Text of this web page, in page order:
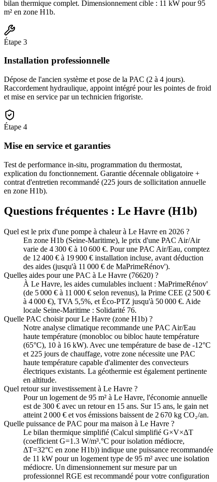
bilan thermique complet. Dimensionnement cible : 11 kW pour 95
m² en zone H1b.
Étape 3
Installation professionnelle
Dépose de l'ancien système et pose de la PAC (2 à 4 jours).
Raccordement hydraulique, appoint intégré pour les pointes de froid
et mise en service par un technicien frigoriste.
Étape 4
Mise en service et garanties
Test de performance in-situ, programmation du thermostat,
explication du fonctionnement. Garantie décennale obligatoire +
contrat d'entretien recommandé (225 jours de sollicitation annuelle
en zone H1b).
Questions fréquentes : Le Havre (H1b)
Quel est le prix d'une pompe à chaleur à Le Havre en 2026 ?
En zone H1b (Seine-Maritime), le prix d'une PAC Air/Air
varie de 4 300 € à 10 600 €. Pour une PAC Air/Eau, comptez
de 12 400 € à 19 900 € installation incluse, avant déduction
des aides (jusqu'à 11 000 € de MaPrimeRénov').
Quelles aides pour une PAC à Le Havre (76620) ?
À Le Havre, les aides cumulables incluent : MaPrimeRénov'
(de 5 000 € à 11 000 € selon revenus), la Prime CEE (2 500 €
à 4 000 €), TVA 5,5%, et Éco-PTZ jusqu'à 50 000 €. Aide
locale Seine-Maritime : Solidarité 76.
Quelle PAC choisir pour Le Havre (zone H1b) ?
Notre analyse climatique recommande une PAC Air/Eau
haute température (monobloc ou bibloc haute température
(65°C), 10 à 16 kW). Avec une température de base de -12°C
et 225 jours de chauffage, votre zone nécessite une PAC
haute température capable d'alimenter des convecteurs
électriques existants. La géothermie est également pertinente
en altitude.
Quel retour sur investissement à Le Havre ?
Pour un logement de 95 m² à Le Havre, l'économie annuelle
est de 300 € avec un retour en 15 ans. Sur 15 ans, le gain net
atteint 2 000 € et vos émissions baissent de 2 670 kg CO₂/an.
Quelle puissance de PAC pour ma maison à Le Havre ?
Le bilan thermique simplifié (Calcul simplifié G×V×ΔT
(coefficient G=1.3 W/m³.°C pour isolation médiocre,
ΔT=32°C en zone H1b)) indique une puissance recommandée
de 11 kW pour un logement type de 95 m² avec une isolation
médiocre. Un dimensionnement sur mesure par un
professionnel RGE est recommandé pour votre configuration